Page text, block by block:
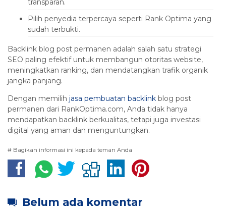
transparan.
Pilih penyedia terpercaya seperti Rank Optima yang
sudah terbukti.
Backlink blog post permanen adalah salah satu strategi
SEO paling efektif untuk membangun otoritas website,
meningkatkan ranking, dan mendatangkan trafik organik
jangka panjang.
Dengan memilih jasa pembuatan backlink blog post
permanen dari RankOptima.com, Anda tidak hanya
mendapatkan backlink berkualitas, tetapi juga investasi
digital yang aman dan menguntungkan.
# Bagikan informasi ini kepada teman Anda
Belum ada komentar